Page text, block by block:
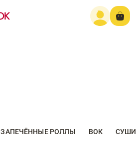
ЗАПЕЧЁННЫЕ РОЛЛЫ ВОК СУШИ